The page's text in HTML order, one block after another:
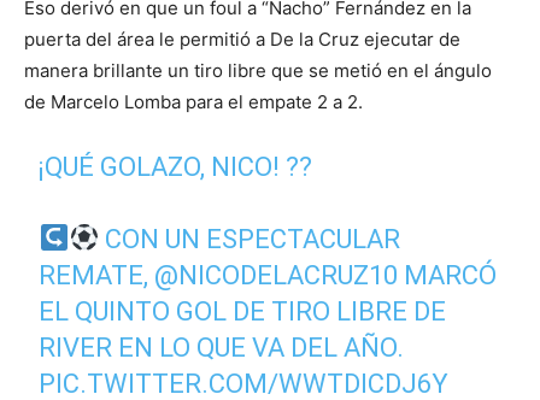
Eso derivó en que un foul a “Nacho” Fernández en la
puerta del área le permitió a De la Cruz ejecutar de
manera brillante un tiro libre que se metió en el ángulo
de Marcelo Lomba para el empate 2 a 2.
¡QUÉ GOLAZO, NICO! ??
CON UN ESPECTACULAR
REMATE, @NICODELACRUZ10 MARCÓ
EL QUINTO GOL DE TIRO LIBRE DE
RIVER EN LO QUE VA DEL AÑO.
PIC.TWITTER.COM/WWTDICDJ6Y